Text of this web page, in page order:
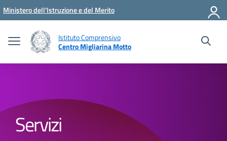
Vai ai contenuti
Vai al menu di navigazione
Vai al footer
Ministero dell'Istruzione e del Merito
Istituto Comprensivo
Centro Migliarina Motto
Servizi